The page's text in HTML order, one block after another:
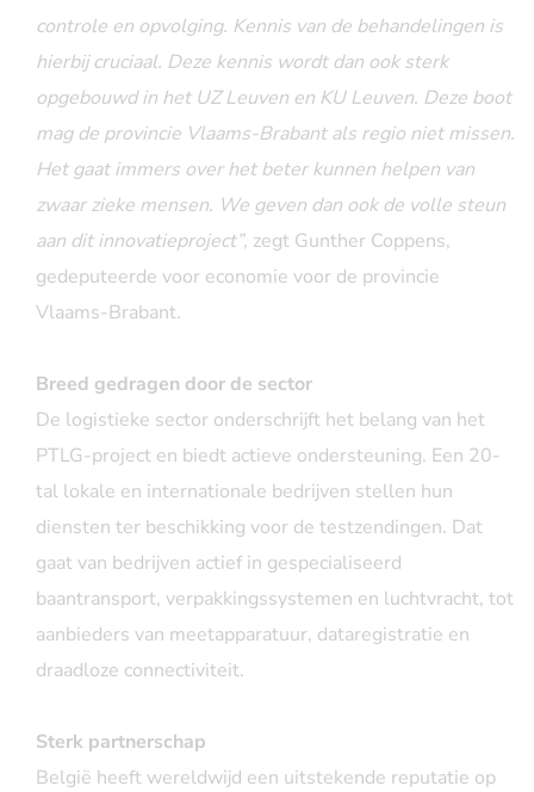
controle en opvolging. Kennis van de behandelingen is
hierbij cruciaal. Deze kennis wordt dan ook sterk
opgebouwd in het UZ Leuven en KU Leuven. Deze boot
mag de provincie Vlaams-Brabant als regio niet missen.
Het gaat immers over het beter kunnen helpen van
zwaar zieke mensen. We geven dan ook de volle steun
aan dit innovatieproject”, zegt Gunther Coppens,
gedeputeerde voor economie voor de provincie
Vlaams-Brabant.
Breed gedragen door de sector
De logistieke sector onderschrijft het belang van het
PTLG-project en biedt actieve ondersteuning. Een 20-
tal lokale en internationale bedrijven stellen hun
diensten ter beschikking voor de testzendingen. Dat
gaat van bedrijven actief in gespecialiseerd
baantransport, verpakkingssystemen en luchtvracht, tot
aanbieders van meetapparatuur, dataregistratie en
draadloze connectiviteit.
Sterk partnerschap
België heeft wereldwijd een uitstekende reputatie op